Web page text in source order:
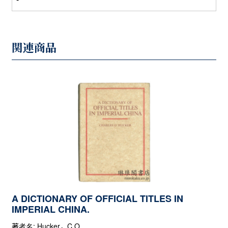
関連商品
A DICTIONARY OF OFFICIAL TITLES IN
IMPERIAL CHINA.